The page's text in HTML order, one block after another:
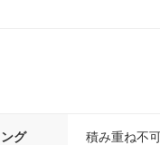
グ 積み重ね不